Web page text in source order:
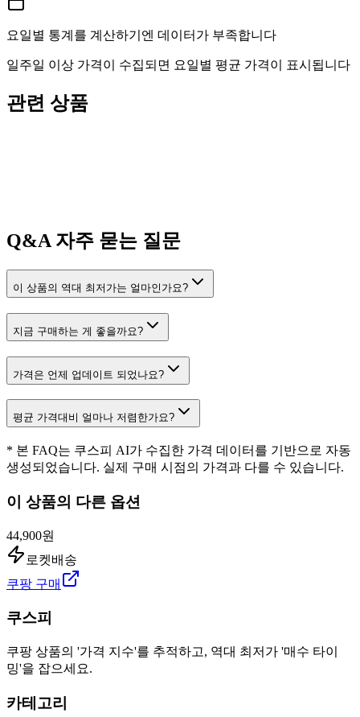
요일별 통계를 계산하기엔 데이터가 부족합니다
일주일 이상 가격이 수집되면 요일별 평균 가격이 표시됩니다
관련 상품
Q&A자주 묻는 질문
이 상품의 역대 최저가는 얼마인가요?
지금 구매하는 게 좋을까요?
가격은 언제 업데이트 되었나요?
평균 가격대비 얼마나 저렴한가요?
* 본 FAQ는 쿠스피 AI가 수집한 가격 데이터를 기반으로 자동
생성되었습니다. 실제 구매 시점의 가격과 다를 수 있습니다.
이 상품의 다른 옵션
44,900원
로켓배송
쿠팡 구매
쿠스피
쿠팡 상품의 '가격 지수'를 추적하고, 역대 최저가 '매수 타이
밍'을 잡으세요.
카테고리